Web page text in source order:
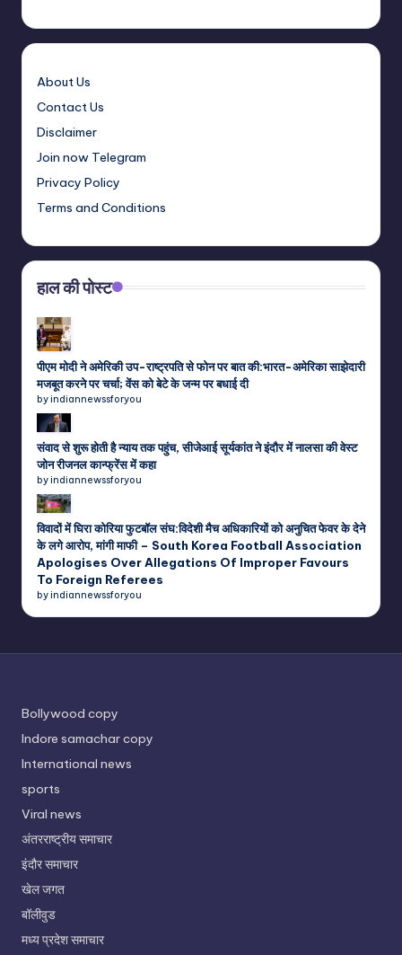
About Us
Contact Us
Disclaimer
Join now Telegram
Privacy Policy
Terms and Conditions
हाल की पोस्ट
पीएम मोदी ने अमेरिकी उप-राष्ट्रपति से फोन पर बात की:भारत-अमेरिका साझेदारी
मजबूत करने पर चर्चा; वेंस को बेटे के जन्म पर बधाई दी
by indiannewssforyou
संवाद से शुरू होती है न्याय तक पहुंच, सीजेआई सूर्यकांत ने इंदौर में नालसा की वेस्ट
जोन रीजनल कान्फ्रेंस में कहा
by indiannewssforyou
विवादों में घिरा कोरिया फुटबॉल संघ:विदेशी मैच अधिकारियों को अनुचित फेवर के देने
के लगे आरोप, मांगी माफी – South Korea Football Association
Apologises Over Allegations Of Improper Favours
To Foreign Referees
by indiannewssforyou
Bollywood copy
Indore samachar copy
International news
sports
Viral news
अंतरराष्ट्रीय समाचार
इंदौर समाचार
खेल जगत
बॉलीवुड
मध्य प्रदेश समाचार